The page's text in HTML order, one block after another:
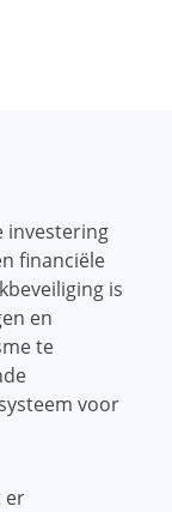
investering
financiële
is
en
te
voor
er